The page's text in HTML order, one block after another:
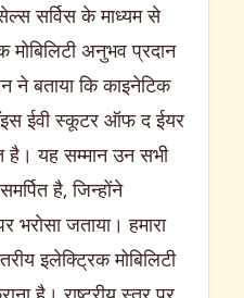
सर्विस के माध्यम से
मोबिलिटी अनुभव प्रदान
ने बताया कि काइनेटिक
ईवी स्कूटर ऑफ द ईयर
है। यह सम्मान उन सभी
है, जिन्होंने
जताया। हमारा
इलेक्ट्रिक मोबिलिटी